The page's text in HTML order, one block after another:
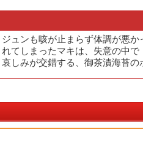
ュンも咳が止まらず体調が悪か
てしまったマキは、失意の中
みが交錯する、御茶漬海苔の